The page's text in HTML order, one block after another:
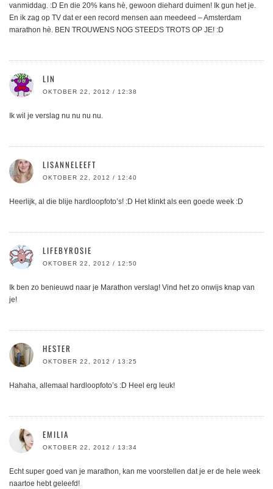
vanmiddag. :D En die 20% kans hè, gewoon diehard duimen! Ik gun het je.
En ik zag op TV dat er een record mensen aan meedeed – Amsterdam
marathon hè. BEN TROUWENS NOG STEEDS TROTS OP JE! :D
LIN
OKTOBER 22, 2012 / 12:38
Ik wil je verslag nu nu nu nu.
LISANNELEEFT
OKTOBER 22, 2012 / 12:40
Heerlijk, al die blije hardloopfoto’s! :D Het klinkt als een goede week :D
LIFEBYROSIE
OKTOBER 22, 2012 / 12:50
Ik ben zo benieuwd naar je Marathon verslag! Vind het zo onwijs knap van
je!
HESTER
OKTOBER 22, 2012 / 13:25
Hahaha, allemaal hardloopfoto’s :D Heel erg leuk!
EMILIA
OKTOBER 22, 2012 / 13:34
Echt super goed van je marathon, kan me voorstellen dat je er de hele week
naartoe hebt geleefd!